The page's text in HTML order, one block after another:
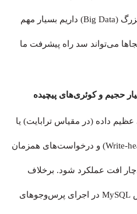
انجام پروژه‌ای در مقیاس بسیار بزرگ (Big Data) داریم بسیار مهم
می‌تواند سد راه پیشرفت ما
داده (در مقیاس ترابایت) یا
عملیات‌هایی که نرخ نوشتن (Write-heavy) و درخواست‌های همزمان
افت عملکرد شود. برخلاف
رقبایی مثل PostgreSQL، دیتابیس MySQL در اجرای پرس‌وجوهای